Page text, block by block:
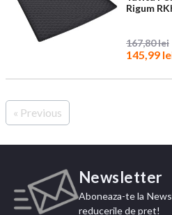
Rigum
167,80 lei
145,99
« Previous
Newsletter
Aboneaza-te la
reducerile de pret!